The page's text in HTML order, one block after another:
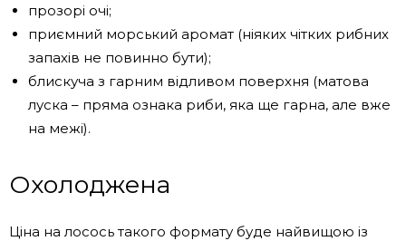
прозорі очі;
приємний морський аромат (ніяких чітких рибних
запахів не повинно бути);
блискуча з гарним відливом поверхня (матова
луска – пряма ознака риби, яка ще гарна, але вже
на межі).
Охолоджена
Ціна на лосось такого формату буде найвищою із